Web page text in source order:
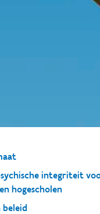
integriteit
hogescholen
beleid